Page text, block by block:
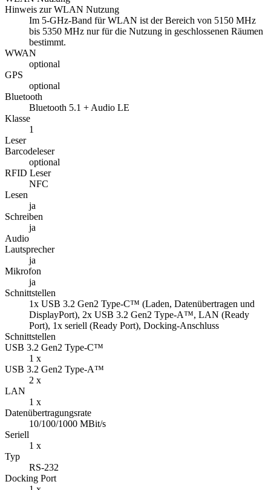
Hinweis zur WLAN Nutzung
Im 5-GHz-Band für WLAN ist der Bereich von 5150 MHz
bis 5350 MHz nur für die Nutzung in geschlossenen Räumen
bestimmt.
WWAN
optional
GPS
optional
Bluetooth
Bluetooth 5.1 + Audio LE
Klasse
1
Leser
Barcodeleser
optional
RFID Leser
NFC
Lesen
ja
Schreiben
ja
Audio
Lautsprecher
ja
Mikrofon
ja
Schnittstellen
1x USB 3.2 Gen2 Type-C™ (Laden, Datenübertragen und
DisplayPort), 2x USB 3.2 Gen2 Type-A™, LAN (Ready
Port), 1x seriell (Ready Port), Docking-Anschluss
Schnittstellen
USB 3.2 Gen2 Type-C™
1 x
USB 3.2 Gen2 Type-A™
2 x
LAN
1 x
Datenübertragungsrate
10/100/1000 MBit/s
Seriell
1 x
Typ
RS-232
Docking Port